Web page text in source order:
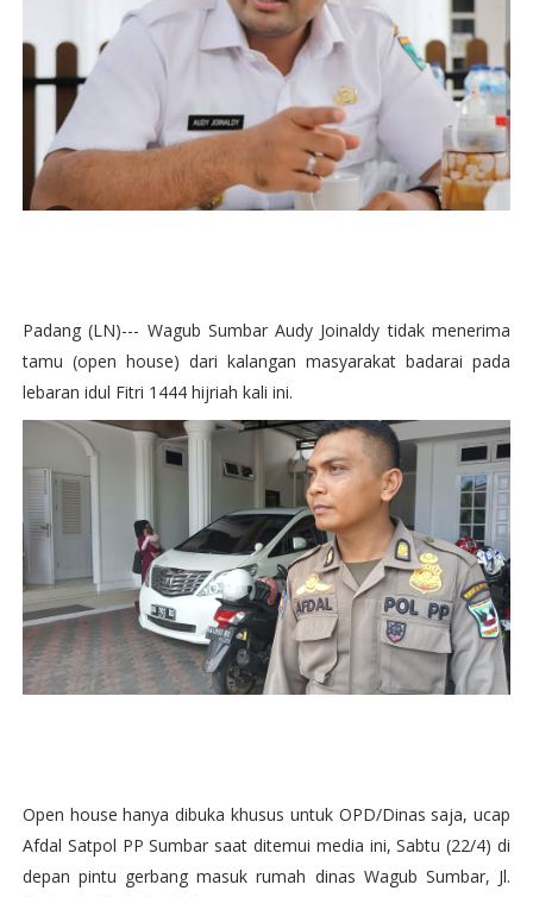
Padang (LN)--- Wagub Sumbar Audy Joinaldy tidak menerima
tamu (open house) dari kalangan masyarakat badarai pada
lebaran idul Fitri 1444 hijriah kali ini.
Open house hanya dibuka khusus untuk OPD/Dinas saja, ucap
Afdal Satpol PP Sumbar saat ditemui media ini, Sabtu (22/4) di
depan pintu gerbang masuk rumah dinas Wagub Sumbar, Jl.